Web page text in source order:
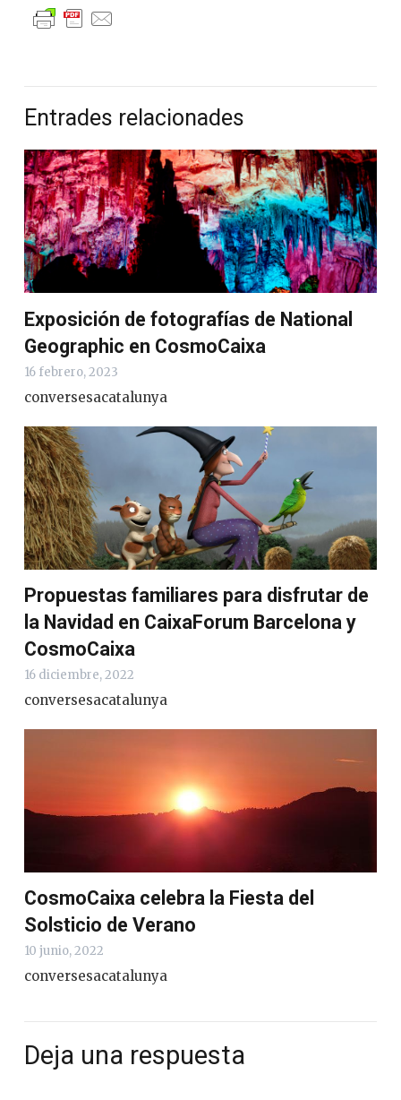
Entrades relacionades
Exposición de fotografías de National
Geographic en CosmoCaixa
16 febrero, 2023
conversesacatalunya
Propuestas familiares para disfrutar de
la Navidad en CaixaForum Barcelona y
CosmoCaixa
16 diciembre, 2022
conversesacatalunya
CosmoCaixa celebra la Fiesta del
Solsticio de Verano
10 junio, 2022
conversesacatalunya
Deja una respuesta